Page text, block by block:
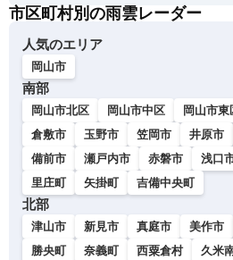
市区町村別の雨雲レーダー
人気のエリア
岡山市
南部
岡山市北区 岡山市中区 岡山市東
倉敷市
玉野市 笠岡市 井原市
備前市
瀬戸内市 赤磐市 浅口
里庄町
矢掛町 吉備中央町
北部
津山市 新見市 真庭市 美作市
勝央町
奈義町 西粟倉村 久米